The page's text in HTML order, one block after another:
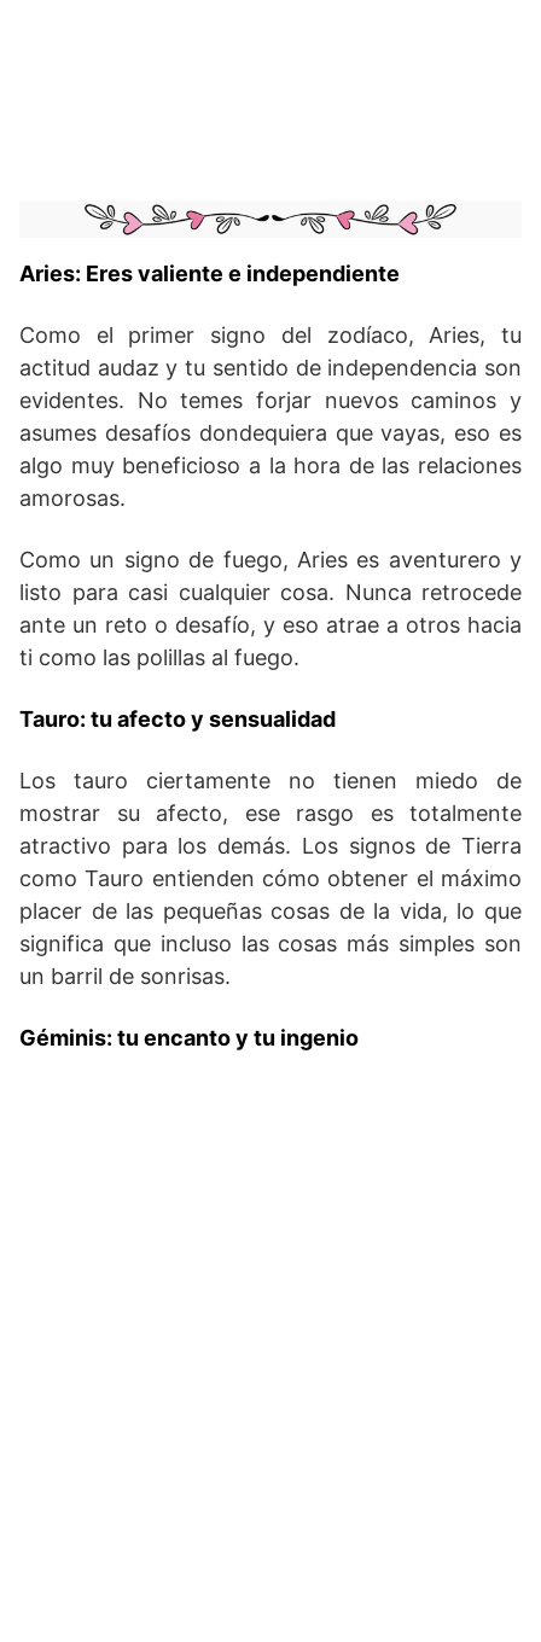
Aries: Eres valiente e independiente
Como el primer signo del zodíaco, Aries, tu
actitud audaz y tu sentido de independencia son
evidentes. No temes forjar nuevos caminos y
asumes desafíos dondequiera que vayas, eso es
algo muy beneficioso a la hora de las relaciones
amorosas.
Como un signo de fuego, Aries es aventurero y
listo para casi cualquier cosa. Nunca retrocede
ante un reto o desafío, y eso atrae a otros hacia
ti como las polillas al fuego.
Tauro: tu afecto y sensualidad
Los tauro ciertamente no tienen miedo de
mostrar su afecto, ese rasgo es totalmente
atractivo para los demás. Los signos de Tierra
como Tauro entienden cómo obtener el máximo
placer de las pequeñas cosas de la vida, lo que
significa que incluso las cosas más simples son
un barril de sonrisas.
Géminis: tu encanto y tu ingenio